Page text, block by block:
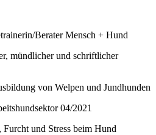
Berater Mensch + Hund
mündlicher und schriftlicher
von Welpen und Jundhunden
04/2021
und Stress beim Hund